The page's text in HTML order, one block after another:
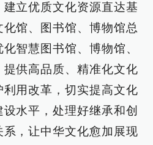
立优质文化资源直达基
馆、图书馆、博物馆总
智慧图书馆、博物馆、
供高品质、精准化文化
用改革，切实提高文化
水平，处理好继承和创
，让中华文化愈加展现